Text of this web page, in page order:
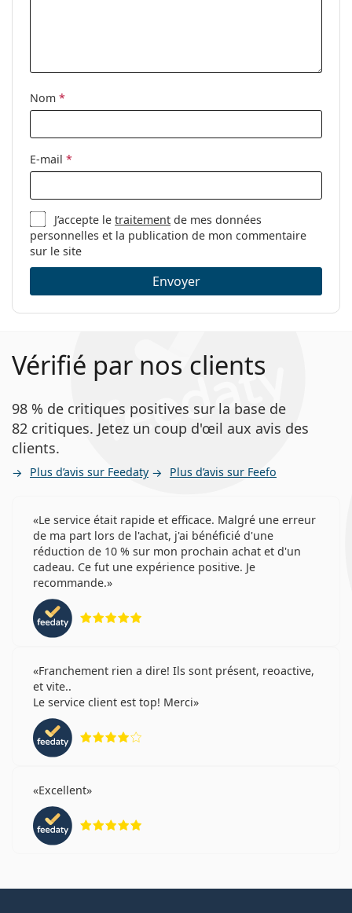
nettoyage:
Autres
Catégorie:
Marque:
Code:
Nom *
E-mail *
J’accepte letraitement de mes données
personnelles et la publication de mon commentaire
sur le site
Envoyer
Vérifié par nos clients
98 % de critiques positives sur la base de
82 critiques. Jetez un coup d'œil aux avis des
clients.
Plus d’avis sur Feedaty Plus d’avis sur Feefo
Le service était rapide et efficace. Malgré une erreur
de ma part lors de l'achat, j'ai bénéficié d'une
réduction de 10 % sur mon prochain achat et d'un
cadeau. Ce fut une expérience positive. Je
recommande.
Franchement rien a dire! Ils sont présent, reoactive,
et vite..
Le service client est top! Merci
Excellent